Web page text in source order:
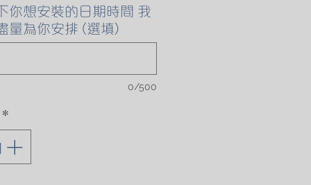
你想安裝的日期時間 我
量為你安排 (選填)
0/500
*